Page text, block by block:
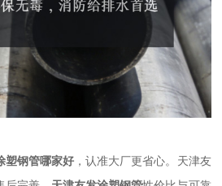
塑钢管哪家好 ，认准大厂更省心。天津友